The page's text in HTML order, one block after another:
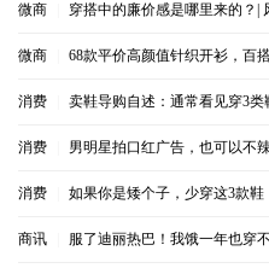
微商 穿搭中的廉价感是哪里来的？|
微商 68款平价高颜值针织开衫，百
消费 卖鞋导购自述：通常看见穿3类
消费 男明星拍口红广告，也可以不
消费 如果你是矮个子，少穿这3款鞋
商讯 服了迪丽热巴！我饿一年也穿